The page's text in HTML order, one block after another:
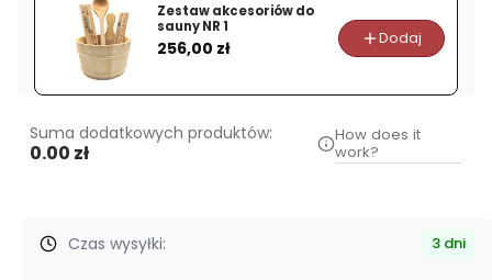
do
Zestaw akcesoriów do
sauny NR 1
Cena
256,00 zł Dodaj
Suma dodatkowych produktów:
0.00 zł
How does it
work?
Czas wysyłki: 3 dni